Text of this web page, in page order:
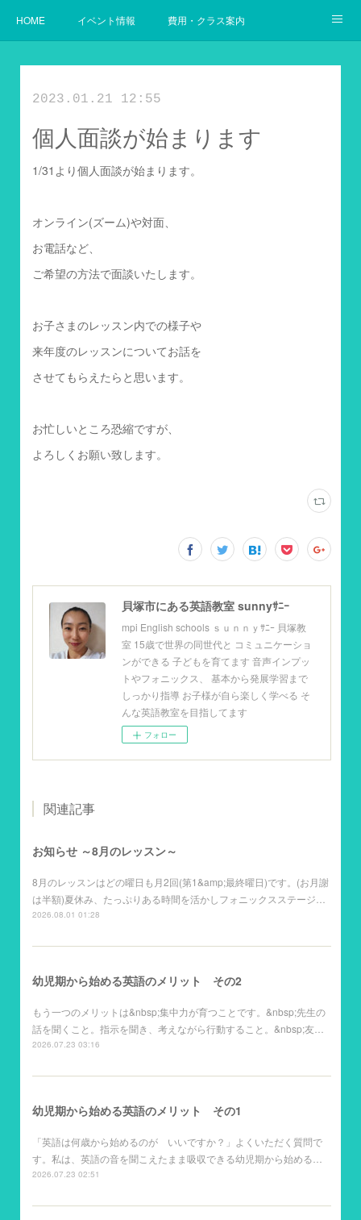
HOME イベント情報 費用・クラス案内
2023.01.21 12:55
個人面談が始まります
1/31より個人面談が始まります。
オンライン(ズーム)や対面、
お電話など、
ご希望の方法で面談いたします。
お子さまのレッスン内での様子や
来年度のレッスンについてお話を
させてもらえたらと思います。
お忙しいところ恐縮ですが、
よろしくお願い致します。
貝塚市にある英語教室 sunnyｻﾆｰ
mpi English schools ｓｕｎｎｙｻﾆｰ 貝塚教
室 15歳で世界の同世代と コミュニケーショ
ンができる 子どもを育てます 音声インプッ
トやフォニックス、 基本から発展学習まで
しっかり指導 お子様が自ら楽しく学べる そ
んな英語教室を目指してます
フォロー
関連記事
お知らせ ～8月のレッスン～
8月のレッスンはどの曜日も月2回(第1&amp;最終曜日)です。(お月謝
は半額)夏休み、たっぷりある時間を活かしフォニックスステージ…
2026.08.01 01:28
幼児期から始める英語のメリット その2
もう一つのメリットは&nbsp;集中力が育つことです。&nbsp;先生の
話を聞くこと。指示を聞き、考えながら行動すること。&nbsp;友…
2026.07.23 03:16
幼児期から始める英語のメリット その1
「英語は何歳から始めるのが いいですか？」よくいただく質問で
す。私は、英語の音を聞こえたまま吸収できる幼児期から始める…
2026.07.23 02:51